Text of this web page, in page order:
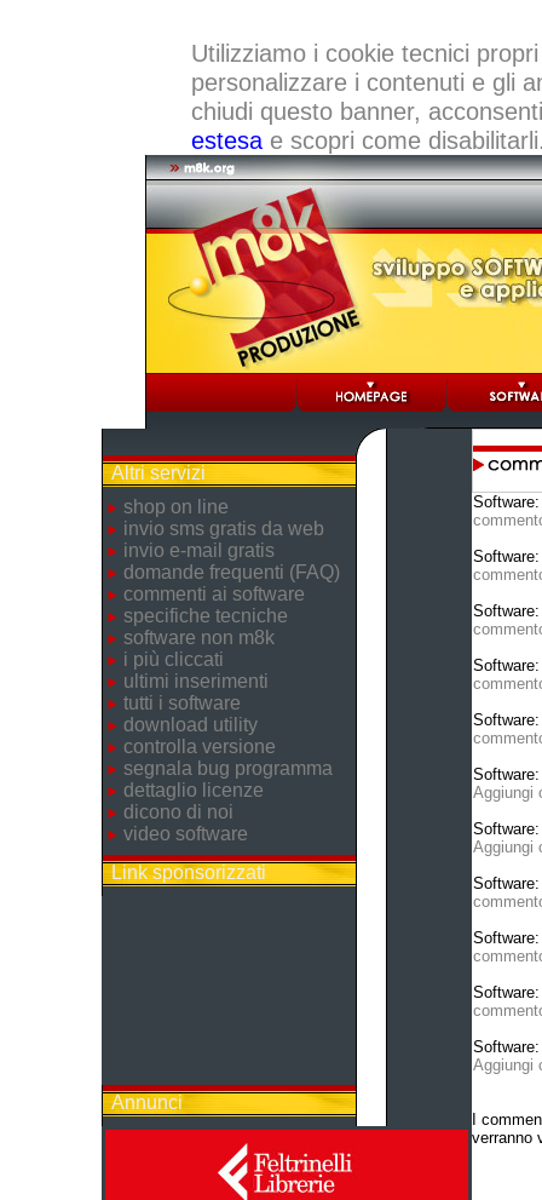
Utilizziamo i cookie tecnici
personalizzare i contenuti e gli
chiudi questo banner,
estesae scopri come
Altri servizi
shop on line
invio sms gratis da web
invio e-mail gratis
domande frequenti (FAQ)
commenti ai software
specifiche tecniche
software non m8k
i più cliccati
ultimi inserimenti
tutti i software
download utility
controlla versione
segnala bug programma
dettaglio licenze
dicono di noi
video software
Link sponsorizzati
Annunci
Aggiungi
Aggiungi
Aggiungi
I
verranno